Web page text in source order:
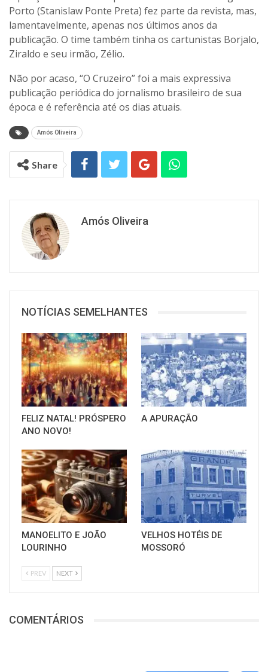
Porto (Stanislaw Ponte Preta) fez parte da revista, mas,
lamentavelmente, apenas nos últimos anos da
publicação. O time também tinha os cartunistas Borjalo,
Ziraldo e seu irmão, Zélio.
Não por acaso, “O Cruzeiro” foi a mais expressiva
publicação periódica do jornalismo brasileiro de sua
época e é referência até os dias atuais.
Amós Oliveira
Share
Amós Oliveira
NOTÍCIAS SEMELHANTES
FELIZ NATAL! PRÓSPERO
ANO NOVO!
A APURAÇÃO
MANOELITO E JOÃO
LOURINHO
VELHOS HOTÉIS DE
MOSSORÓ
PREV NEXT
COMENTÁRIOS